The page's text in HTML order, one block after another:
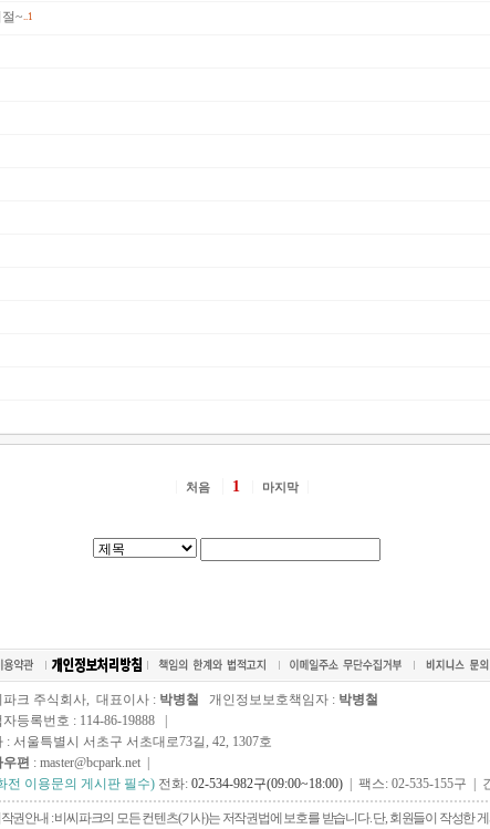
~..1
처음 1 마지막
파크 주식회사, 대표이사 : 박병철 개인정보보호책임자 : 박병철
자등록번호 : 114-86-19888 |
: 서울특별시 서초구 서초대로73길, 42, 1307호
우편 : master@bcpark.net |
전 이용문의 게시판 필수) 전화: 02-534-982구(09:00~18:00) | 팩스: 02-535-155구 |
작권안내 : 비씨파크의 모든 컨텐츠(기사)는 저작권법에 보호를 받습니다. 단, 회원들이 작성한